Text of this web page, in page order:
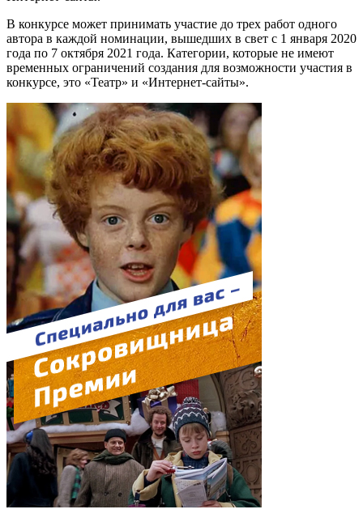
В конкурсе может принимать участие до трех работ одного
автора в каждой номинации, вышедших в свет с 1 января 2020
года по 7 октября 2021 года. Категории, которые не имеют
временных ограничений создания для возможности участия в
конкурсе, это «Театр» и «Интернет-сайты».